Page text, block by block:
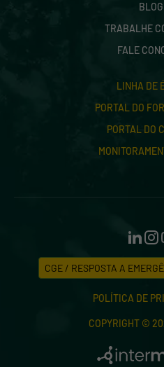
BLOG
TRABALHE
FALE
LINHA DE
PORTAL DO
PORTAL DO
CGE / RESPOSTA A
POLÍTICA DE
COPYRIGHT ©